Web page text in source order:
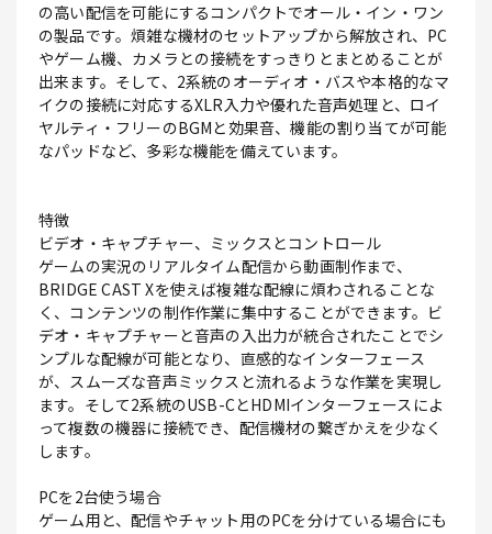
の高い配信を可能にするコンパクトでオール・イン・ワン
の製品です。煩雑な機材のセットアップから解放され、PC
やゲーム機、カメラとの接続をすっきりとまとめることが
出来ます。そして、2系統のオーディオ・バスや本格的なマ
イクの接続に対応するXLR入力や優れた音声処理と、ロイ
ヤルティ・フリーのBGMと効果音、機能の割り当てが可能
なパッドなど、多彩な機能を備えています。
特徴
ビデオ・キャプチャー、ミックスとコントロール
ゲームの実況のリアルタイム配信から動画制作まで、
BRIDGE CAST Xを使えば複雑な配線に煩わされることな
く、コンテンツの制作作業に集中することができます。ビ
デオ・キャプチャーと音声の入出力が統合されたことでシ
ンプルな配線が可能となり、直感的なインターフェース
が、スムーズな音声ミックスと流れるような作業を実現し
ます。そして2系統のUSB-CとHDMIインターフェースによ
って複数の機器に接続でき、配信機材の繋ぎかえを少なく
します。
PCを2台使う場合
ゲーム用と、配信やチャット用のPCを分けている場合にも